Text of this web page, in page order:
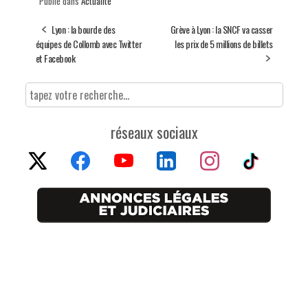
Lyon : la bourde des
équipes de Collomb avec Twitter
et Facebook
Grève à Lyon : la SNCF va casser
les prix de 5 millions de billets
réseaux sociaux